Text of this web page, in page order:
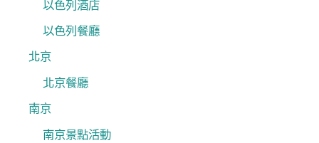
以色列酒店
以色列餐廳
北京
北京餐廳
南京
南京景點活動